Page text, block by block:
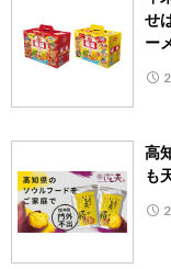
せ
ー
高
も